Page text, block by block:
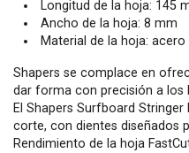
Longitud de la hoja: 145
Ancho de la hoja: 8 mm
Material de la hoja:
Shapers se complace en
dar forma con precisión a los
El Shapers Surfboard
corte, con dientes diseñados
Rendimiento de la hoja